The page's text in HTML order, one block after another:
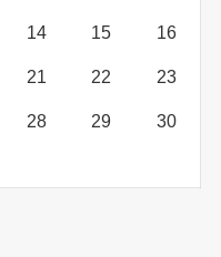
14 15 16
21 22 23
28 29 30